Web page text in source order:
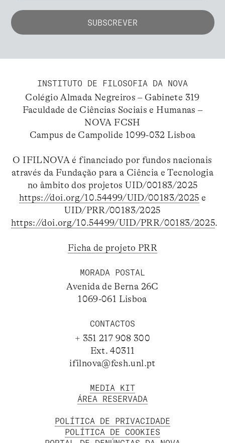
INSTITUTO DE FILOSOFIA DA NOVA
Colégio Almada Negreiros – Gabinete 319
Faculdade de Ciências Sociais e Humanas –
NOVA FCSH
Campus de Campolide 1099-032 Lisboa
O IFILNOVA é financiado por fundos nacionais
através da Fundação para a Ciência e Tecnologia
no âmbito dos projetos UID/00183/2025
https://doi.org/10.54499/UID/00183/2025 e
UID/PRR/00183/2025
https://doi.org/10.54499/UID/PRR/00183/2025.
Ficha de projeto PRR
MORADA POSTAL
Avenida de Berna 26C
1069-061 Lisboa
CONTACTOS
+ 351 217 908 300
Ext. 40311
ifilnova@fcsh.unl.pt
MEDIA KIT
ÁREA RESERVADA
POLÍTICA DE PRIVACIDADE
POLÍTICA DE COOKIES